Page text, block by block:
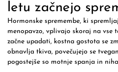
letu začnejo
Hormonske spremembe, ki
menopavzo, vplivajo skoraj na vse
začne upadati, kostna gostota se
obnavlja tkiva, povečujejo se
pogostejše so motnje spanja in